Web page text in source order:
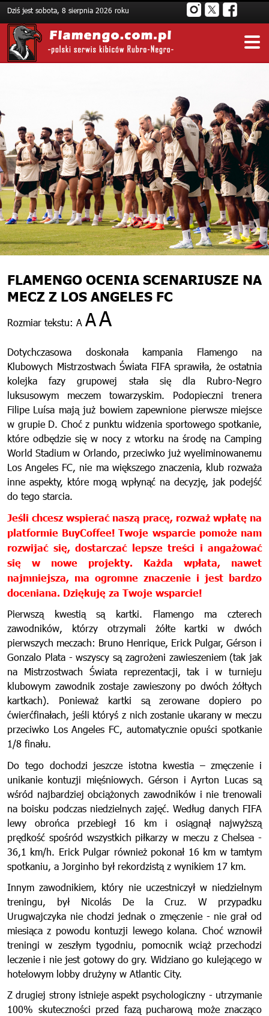
Dziś jest sobota, 8 sierpnia 2026 roku
FLAMENGO OCENIA SCENARIUSZE NA
MECZ Z LOS ANGELES FC
Rozmiar tekstu: A AA
Dotychczasowa doskonała kampania Flamengo na
Klubowych Mistrzostwach Świata FIFA sprawiła, że ostatnia
kolejka fazy grupowej stała się dla Rubro-Negro
luksusowym meczem towarzyskim. Podopieczni trenera
Filipe Luísa mają już bowiem zapewnione pierwsze miejsce
w grupie D. Choć z punktu widzenia sportowego spotkanie,
które odbędzie się w nocy z wtorku na środę na Camping
World Stadium w Orlando, przeciwko już wyeliminowanemu
Los Angeles FC, nie ma większego znaczenia, klub rozważa
inne aspekty, które mogą wpłynąć na decyzję, jak podejść
do tego starcia.
Jeśli chcesz wspierać naszą pracę, rozważ wpłatę na
platformie BuyCoffee! Twoje wsparcie pomoże nam
rozwijać się, dostarczać lepsze treści i angażować
się w nowe projekty. Każda wpłata, nawet
najmniejsza, ma ogromne znaczenie i jest bardzo
doceniana. Dziękuję za Twoje wsparcie!
Pierwszą kwestią są kartki. Flamengo ma czterech
zawodników, którzy otrzymali żółte kartki w dwóch
pierwszych meczach: Bruno Henrique, Erick Pulgar, Gérson i
Gonzalo Plata - wszyscy są zagrożeni zawieszeniem (tak jak
na Mistrzostwach Świata reprezentacji, tak i w turnieju
klubowym zawodnik zostaje zawieszony po dwóch żółtych
kartkach). Ponieważ kartki są zerowane dopiero po
ćwierćfinałach, jeśli któryś z nich zostanie ukarany w meczu
przeciwko Los Angeles FC, automatycznie opuści spotkanie
1/8 finału.
Do tego dochodzi jeszcze istotna kwestia – zmęczenie i
unikanie kontuzji mięśniowych. Gérson i Ayrton Lucas są
wśród najbardziej obciążonych zawodników i nie trenowali
na boisku podczas niedzielnych zajęć. Według danych FIFA
lewy obrońca przebiegł 16 km i osiągnął najwyższą
prędkość spośród wszystkich piłkarzy w meczu z Chelsea -
36,1 km/h. Erick Pulgar również pokonał 16 km w tamtym
spotkaniu, a Jorginho był rekordzistą z wynikiem 17 km.
Innym zawodnikiem, który nie uczestniczył w niedzielnym
treningu, był Nicolás De la Cruz. W przypadku
Urugwajczyka nie chodzi jednak o zmęczenie - nie grał od
miesiąca z powodu kontuzji lewego kolana. Choć wznowił
treningi w zeszłym tygodniu, pomocnik wciąż przechodzi
leczenie i nie jest gotowy do gry. Widziano go kulejącego w
hotelowym lobby drużyny w Atlantic City.
Z drugiej strony istnieje aspekt psychologiczny - utrzymanie
100% skuteczności przed fazą pucharową może znacząco